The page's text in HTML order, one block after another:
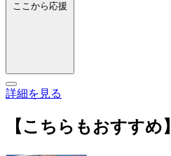
ここから応援
詳細を見る
【こちらもおすすめ】